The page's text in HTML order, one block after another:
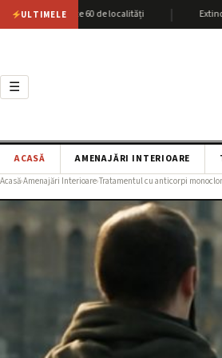
ULTIMELE
cu peste 60 de localități | Extinderea
☰
ACASĂ AMENAJĂRI INTERIOARE
Acasă›Amenajări Interioare›Tratamentul cu anticorpi